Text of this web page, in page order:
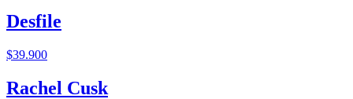
Desfile
$39.900
Rachel Cusk